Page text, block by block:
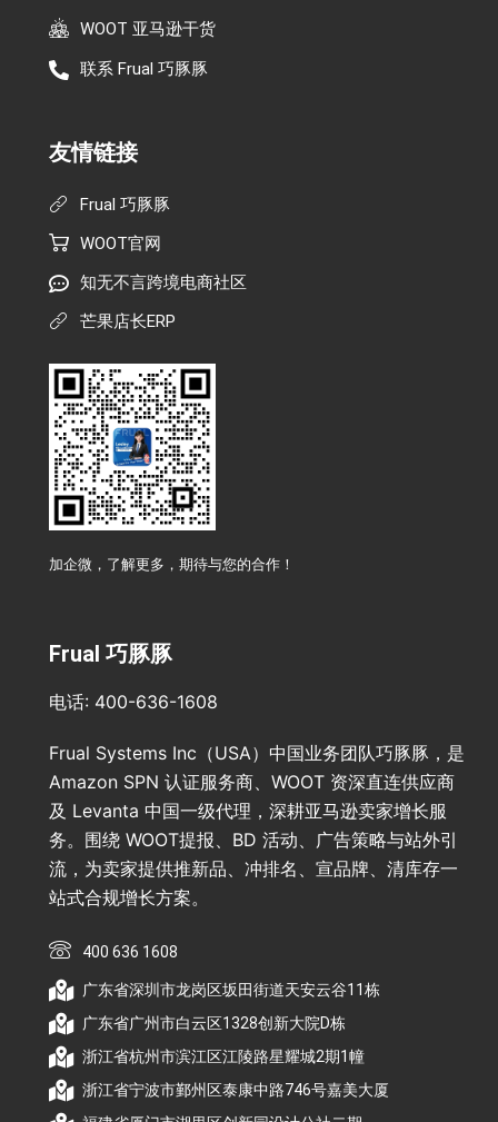
WOOT 亚马逊干货
联系 Frual 巧豚豚
友情链接
Frual 巧豚豚
WOOT官网
知无不言跨境电商社区
芒果店长ERP
加企微，了解更多，期待与您的合作！
Frual 巧豚豚
电话: 400-636-1608
Frual Systems Inc（USA）中国业务团队巧豚豚，是
Amazon SPN 认证服务商、WOOT 资深直连供应商
及 Levanta 中国一级代理，深耕亚马逊卖家增长服
务。围绕 WOOT提报、BD 活动、广告策略与站外引
流，为卖家提供推新品、冲排名、宣品牌、清库存一
站式合规增长方案。
400 636 1608
广东省深圳市龙岗区坂田街道天安云谷11栋
广东省广州市白云区1328创新大院D栋
浙江省杭州市滨江区江陵路星耀城2期1幢
浙江省宁波市鄞州区泰康中路746号嘉美大厦